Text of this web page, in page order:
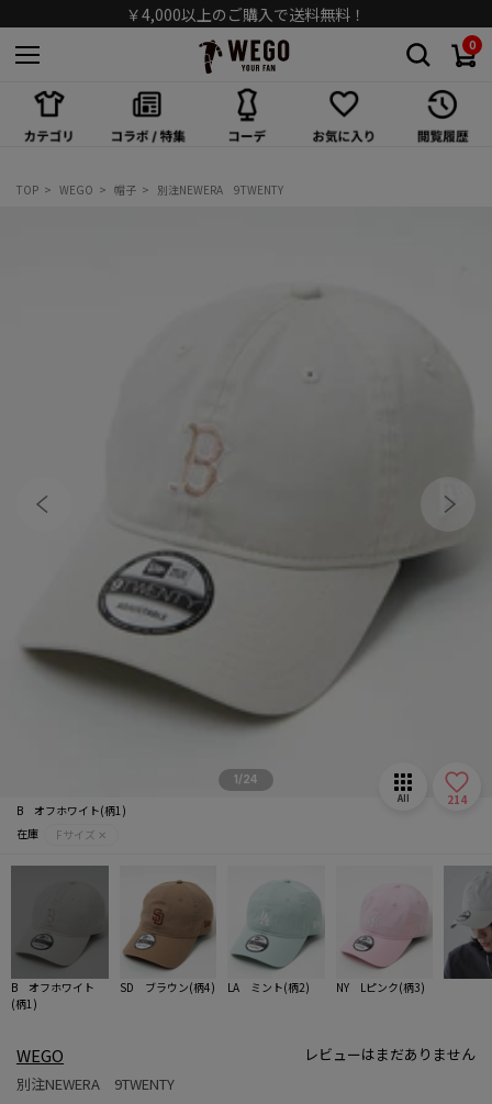
￥4,000以上のご購入で送料無料！
0
ワンピース/オールインワン
メガネ/サングラス
マフラー/ストール
推し活グッズ
TOP WEGO 帽子 別注NEWERA 9TWENTY
All 214
1/24
B オフホワイト(柄1)
在庫
Fサイズ ✕
B オフホワイト
(柄1)
SD ブラウン(柄4) LA ミント(柄2) NY Lピンク(柄3)
WEGO
レビューはまだありません
別注NEWERA 9TWENTY